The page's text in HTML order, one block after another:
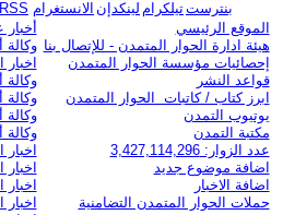
RSS الانستغرام لينكدإن تيلكرامبنترست
الموقع الرئيسي
هيئة ادارة الحوار المتمدن - للإتصال بنا
إحصائيات مؤسسة الحوار المتمدن
قواعد النشر
ابرز كتاب / كاتبات الحوار المتمدن
يوتيوب التمدن
مكتبة التمدن
عدد الزوار: 3,427,114,296
اضافة موضوع جديد
اضافة الاخبار
حملات الحوار المتمدن التضامنية
أخبار
وكالة
اخبار
وكالة
وكالة
وكالة
وكالة
اخبار
اخبار
اخبار